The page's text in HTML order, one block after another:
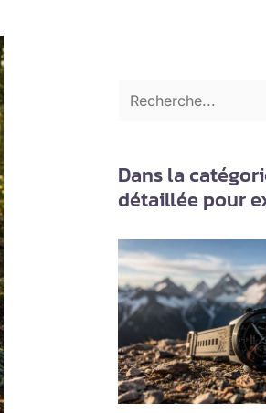
Dans la
détaillée pour